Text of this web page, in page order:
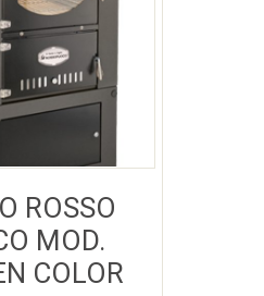
ROSSO
MOD.
COLOR